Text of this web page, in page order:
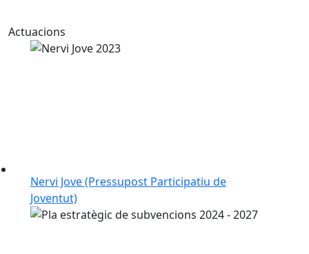
Actuacions
Nervi Jove (Pressupost Participatiu de
Joventut)